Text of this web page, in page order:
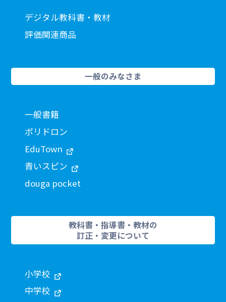
デジタル教科書・教材
評価関連商品
一般のみなさま
一般書籍
ポリドロン
EduTown
青いスピン
douga pocket
教科書・指導書・教材の
訂正・変更について
小学校
中学校